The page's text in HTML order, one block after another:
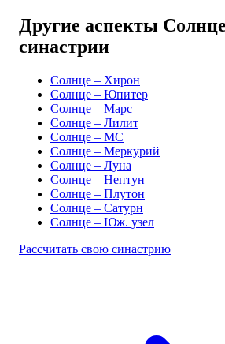
Другие аспекты
синастрии
Солнце – Хирон
Солнце – Юпитер
Солнце – Марс
Солнце – Лилит
Солнце – MC
Солнце – Меркурий
Солнце – Луна
Солнце – Нептун
Солнце – Плутон
Солнце – Сатурн
Солнце – Юж. узел
Рассчитать свою синастрию